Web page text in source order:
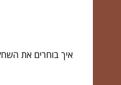
איך בוחרים את השחקנים